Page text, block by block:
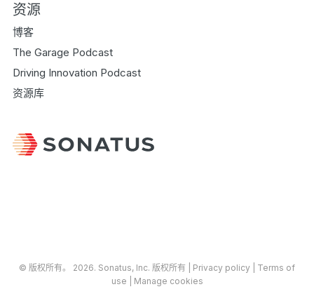
资源
博客
The Garage Podcast
Driving Innovation Podcast
资源库
© 版权所有​​。​​ 2026. Sonatus, Inc. 版权所有 | ​Privacy policy
Terms of
use
Manage cookies